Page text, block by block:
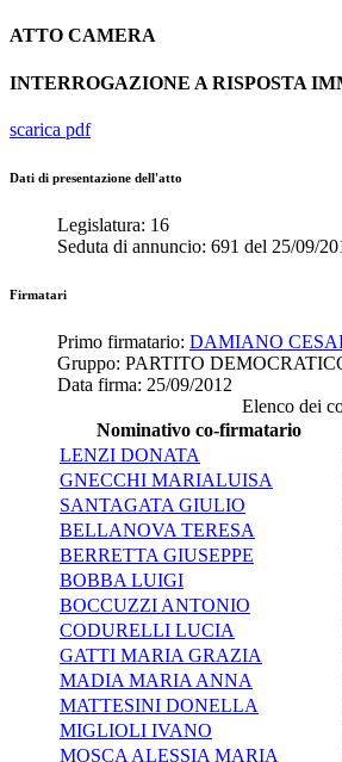
ATTO CAMERA
INTERROGAZIONE A RISPOSTA
scarica pdf
Dati di presentazione dell'atto
Legislatura: 16
Seduta di annuncio: 691 del 25/09/
Firmatari
Primo firmatario: DAMIANO
Gruppo: PARTITO
Data firma: 25/09/2012
Elenco dei
Nominativo co-firmatario
LENZI DONATA
GNECCHI MARIALUISA
SANTAGATA GIULIO
BELLANOVA TERESA
BERRETTA GIUSEPPE
BOBBA LUIGI
BOCCUZZI ANTONIO
CODURELLI LUCIA
GATTI MARIA GRAZIA
MADIA MARIA ANNA
MATTESINI DONELLA
MIGLIOLI IVANO
MOSCA ALESSIA MARIA